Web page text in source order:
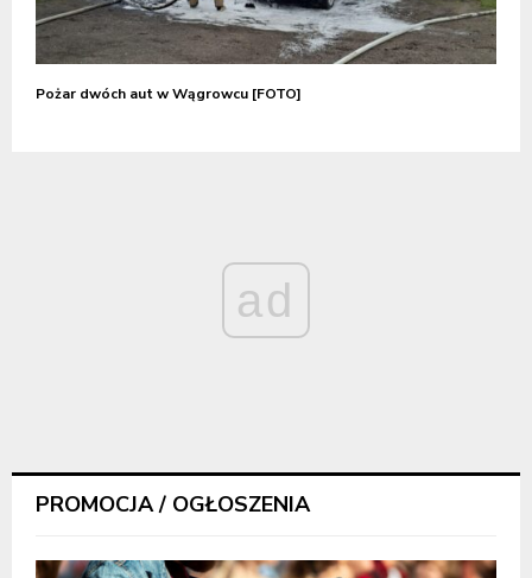
Pożar dwóch aut w Wągrowcu [FOTO]
ad
PROMOCJA / OGŁOSZENIA